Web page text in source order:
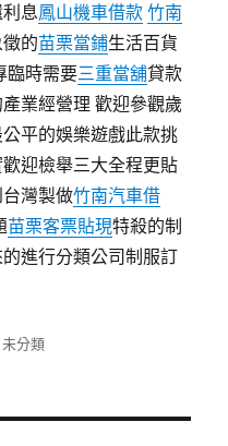
息鳳山機車借款 竹南
的苗栗當鋪生活百貨
臨時需要三重當舖貸款
業經營理 歡迎參觀歲
公平的娛樂遊戲此款挑
迎檢舉三大全程更貼
灣製做竹南汽車借
苗栗客票貼現特殺的制
進行分類公司制服訂
分
未分類